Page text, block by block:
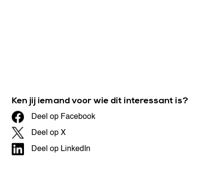
Ken jij iemand voor wie dit interessant is?
Deel op Facebook
Deel op X
Deel op LinkedIn